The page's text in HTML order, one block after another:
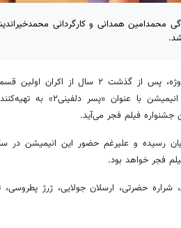
«پسر دلفینی۲» به تهیه‌کنندگی محمدامین همدانی و کارگردانی
به نقل از روابط عمومی پروژه، پس از گذشت ۲ سال
سینمایی انیمیشن «پسر دلفینی»، قسمت دوم این
فیلم فجر می‌آید.
دلفینی۲» به تازگی به پایان رسیده و علیرغم حضور این
فجر خواهد بود.
شراره حضرتی، ارسلان جولایی، ژرژ